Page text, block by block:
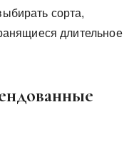
сорта,
длительное